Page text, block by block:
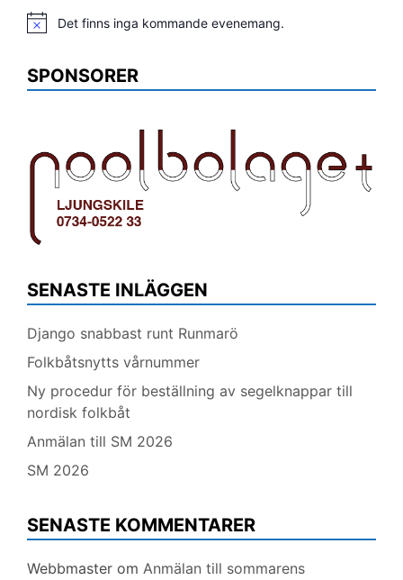
Notis Det finns inga kommande evenemang.
SPONSORER
SENASTE INLÄGGEN
Django snabbast runt Runmarö
Folkbåtsnytts vårnummer
Ny procedur för beställning av segelknappar till
nordisk folkbåt
Anmälan till SM 2026
SM 2026
SENASTE KOMMENTARER
Webbmaster om Anmälan till sommarens